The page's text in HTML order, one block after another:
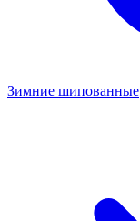
Зимние шипованные